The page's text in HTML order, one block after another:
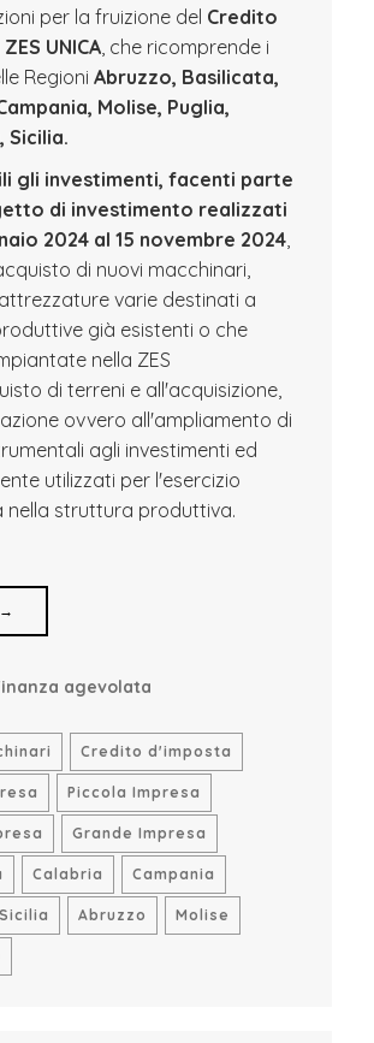
per la fruizione del Credito
UNICA, che ricomprende i
Regioni Abruzzo, Basilicata,
Molise, Puglia,
Sicilia.
gli investimenti, facenti parte
di investimento realizzati
2024 al 15 novembre 2024,
di nuovi macchinari,
varie destinati a
già esistenti o che
nella ZES
di terreni e all'acquisizione,
ovvero all'ampliamento di
agli investimenti ed
utilizzati per l'esercizio
nella struttura produttiva.
agevolata
Credito d'imposta
Piccola Impresa
Grande Impresa
Calabria Campania
Sicilia Abruzzo Molise